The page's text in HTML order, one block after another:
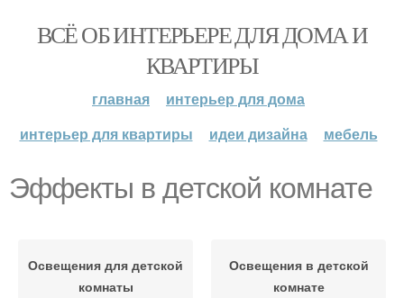
ВСЁ ОБ ИНТЕРЬЕРЕ ДЛЯ ДОМА И
КВАРТИРЫ
главная
интерьер для дома
интерьер для квартиры
идеи дизайна мебель
Эффекты в детской комнате
Освещения для детской
комнаты
Освещения в детской
комнате